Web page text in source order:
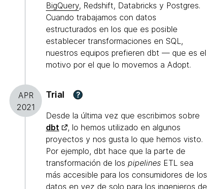
BigQuery, Redshift, Databricks y Postgres.
Cuando trabajamos con datos
estructurados en los que es posible
establecer transformaciones en SQL,
nuestros equipos prefieren dbt — que es el
motivo por el que lo movemos a Adopt.
APR
2021
Trial ?
Desde la última vez que escribimos sobre
dbt
, lo hemos utilizado en algunos
proyectos y nos gusta lo que hemos visto.
Por ejemplo, dbt hace que la parte de
transformación de los pipelines ETL sea
más accesible para los consumidores de los
datos en vez de solo para los ingenieros de